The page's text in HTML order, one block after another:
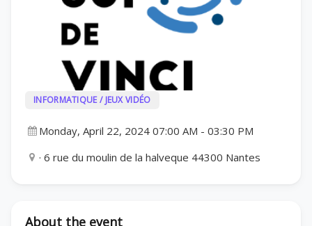
INFORMATIQUE / JEUX VIDÉO
Monday, April 22, 2024 07:00 AM - 03:30 PM
· 6 rue du moulin de la halveque 44300 Nantes
About the event